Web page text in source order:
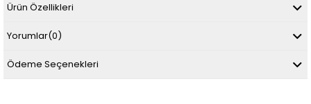
Ürün Özellikleri
Yorumlar(0)
Ödeme Seçenekleri